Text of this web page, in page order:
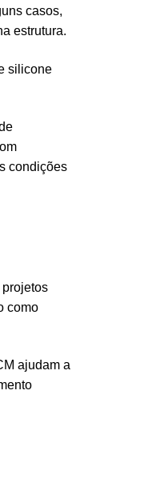
casos,
estrutura.
silicone
condições
como
ajudam a